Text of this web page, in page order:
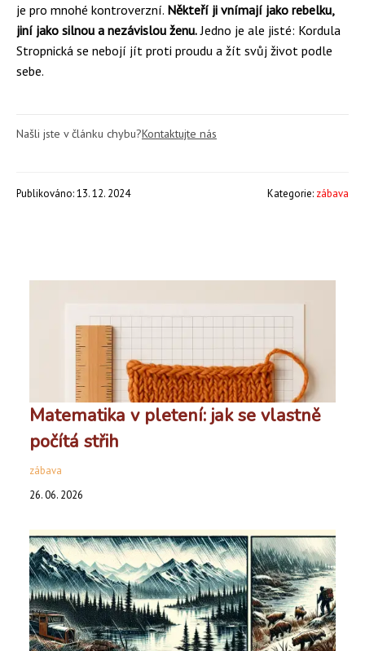
je pro mnohé kontroverzní. Někteří ji vnímají jako rebelku,
jiní jako silnou a nezávislou ženu.Jedno je ale jisté: Kordula
Stropnická se nebojí jít proti proudu a žít svůj život podle
sebe.
Našli jste v článku chybu?Kontaktujte nás
Publikováno: 13. 12. 2024 Kategorie: zábava
Matematika v pletení: jak se vlastně
počítá střih
zábava
26. 06. 2026